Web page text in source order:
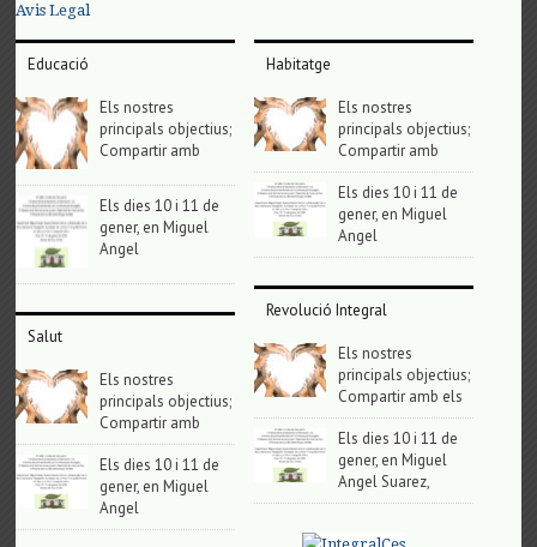
Avis Legal
Educació
Els nostres
principals objectius;
Compartir amb
Els dies 10 i 11 de
gener, en Miguel
Angel
Salut
Els nostres
principals objectius;
Compartir amb
Els dies 10 i 11 de
gener, en Miguel
Angel
Habitatge
Els nostres
principals objectius;
Compartir amb
Els dies 10 i 11 de
gener, en Miguel
Angel
Revolució Integral
Els nostres
principals objectius;
Compartir amb els
Els dies 10 i 11 de
gener, en Miguel
Angel Suarez,